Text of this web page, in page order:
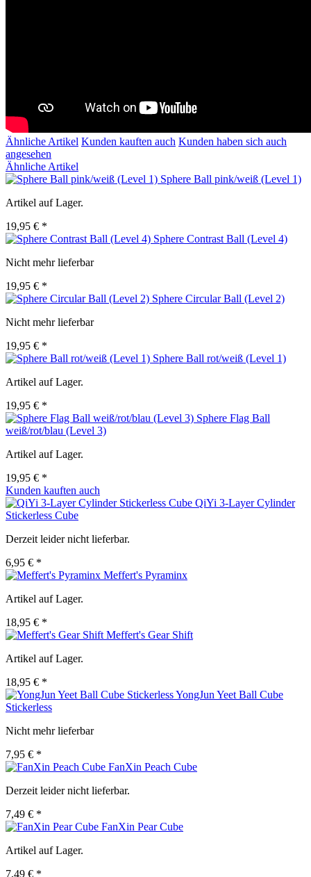
Ähnliche Artikel Kunden kauften auch Kunden haben sich auch
angesehen
Ähnliche Artikel
Sphere Ball pink/weiß (Level 1)
Artikel auf Lager.
19,95 € *
Sphere Contrast Ball (Level 4)
Nicht mehr lieferbar
19,95 € *
Sphere Circular Ball (Level 2)
Nicht mehr lieferbar
19,95 € *
Sphere Ball rot/weiß (Level 1)
Artikel auf Lager.
19,95 € *
Sphere Flag Ball
weiß/rot/blau (Level 3)
Artikel auf Lager.
19,95 € *
Kunden kauften auch
QiYi 3-Layer Cylinder
Stickerless Cube
Derzeit leider nicht lieferbar.
6,95 € *
Meffert's Pyraminx
Artikel auf Lager.
18,95 € *
Meffert's Gear Shift
Artikel auf Lager.
18,95 € *
YongJun Yeet Ball Cube
Stickerless
Nicht mehr lieferbar
7,95 € *
FanXin Peach Cube
Derzeit leider nicht lieferbar.
7,49 € *
FanXin Pear Cube
Artikel auf Lager.
7,49 € *